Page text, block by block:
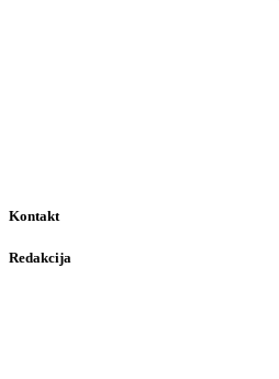
Kontakt
Redakcija